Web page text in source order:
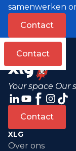
samenwerken
Contact
Contact
Your space Our
Contact
XLG
Over ons